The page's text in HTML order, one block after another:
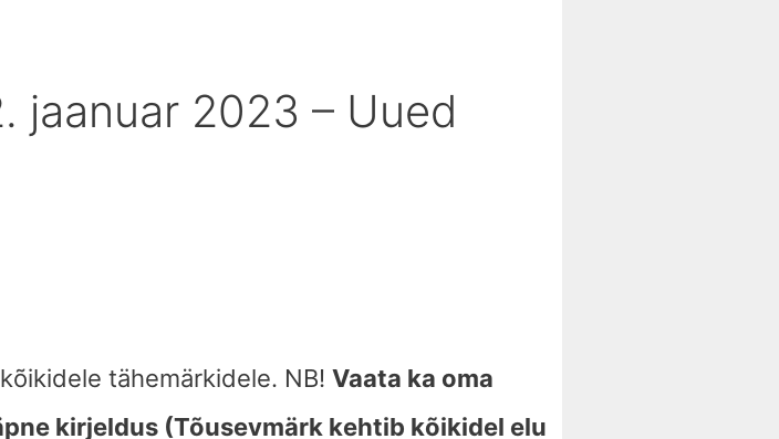
jaanuar 2023 – Uued
tähemärkidele. NB! Vaata ka oma
kirjeldus (Tõusevmärk kehtib kõikidel elu